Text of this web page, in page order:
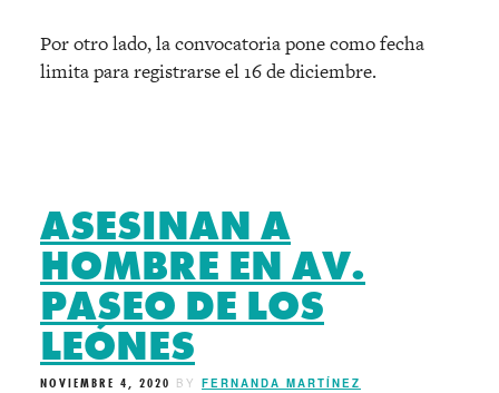
Por otro lado, la convocatoria pone como fecha
limita para registrarse el 16 de diciembre.
ASESINAN A
HOMBRE EN AV.
PASEO DE LOS
LEÓNES
NOVIEMBRE 4, 2020 BY FERNANDA MARTÍNEZ